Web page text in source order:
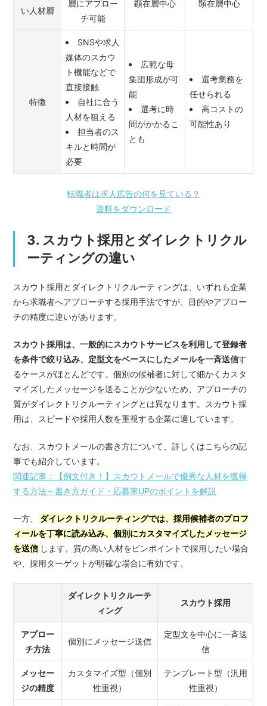
い人材層
層にアプロー
チ可能
顕在層中心 顕在層中心
特徴
SNSや求人
媒体のスカウ
ト機能などで
直接接触
自社に合う
人材を狙える
担当者のス
キルと時間が
必要
広範な母
集団形成が可
能
選考に時
間がかかるこ
とも
選考業務を
任せられる
高コストの
可能性あり
転職者は求人広告の何を見ている？
資料をダウンロード
3. スカウト採用とダイレクトリクル
ーティングの違い
スカウト採用とダイレクトリクルーティングは、いずれも企業
から求職者へアプローチする採用手法ですが、目的やアプロー
チの精度に違いがあります。
スカウト採用は、一般的にスカウトサービスを利用して登録者
を条件で絞り込み、定型文をベースにしたメールを一斉送信す
るケースがほとんどです。個別の候補者に対して細かくカスタ
マイズしたメッセージを送ることが少ないため、アプローチの
質がダイレクトリクルーティングとは異なります。スカウト採
用は、スピードや採用人数を重視する企業に適しています。
なお、スカウトメールの書き方について、詳しくはこちらの記
事でも紹介しています。
関連記事：【例文付き！】スカウトメールで優秀な人材を獲得
する方法～書き方ガイド・応募率UPのポイントを解説
一方、
ダイレクトリクルーティングでは、採用候補者のプロフ
ィールを丁寧に読み込み、個別にカスタマイズしたメッセージ
を送信 します。質の高い人材をピンポイントで採用したい場合
や、採用ターゲットが明確な場合に有効です。
ダイレクトリクルーテ
ィング
スカウト採用
アプロー
チ方法
個別にメッセージ送信
定型文を中心に一斉送
信
メッセー
ジの精度
カスタマイズ型（個別
性重視）
テンプレート型（汎用
性重視）